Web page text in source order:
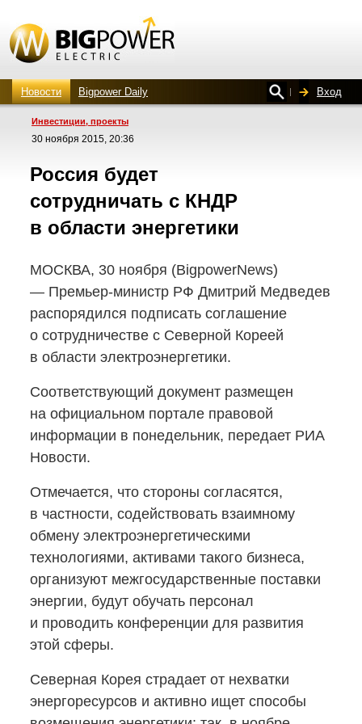
Новости Bigpower Daily Вход
Инвестиции, проекты
30 ноября 2015, 20:36
Россия будет
сотрудничать с КНДР
в области энергетики
МОСКВА, 30 ноября (BigpowerNews)
— Премьер-министр РФ Дмитрий Медведев
распорядился подписать соглашение
о сотрудничестве с Северной Кореей
в области электроэнергетики.
Соответствующий документ размещен
на официальном портале правовой
информации в понедельник, передает РИА
Новости.
Отмечается, что стороны согласятся,
в частности, содействовать взаимному
обмену электроэнергетическими
технологиями, активами такого бизнеса,
организуют межгосударственные поставки
энергии, будут обучать персонал
и проводить конференции для развития
этой сферы.
Северная Корея страдает от нехватки
энергоресурсов и активно ищет способы